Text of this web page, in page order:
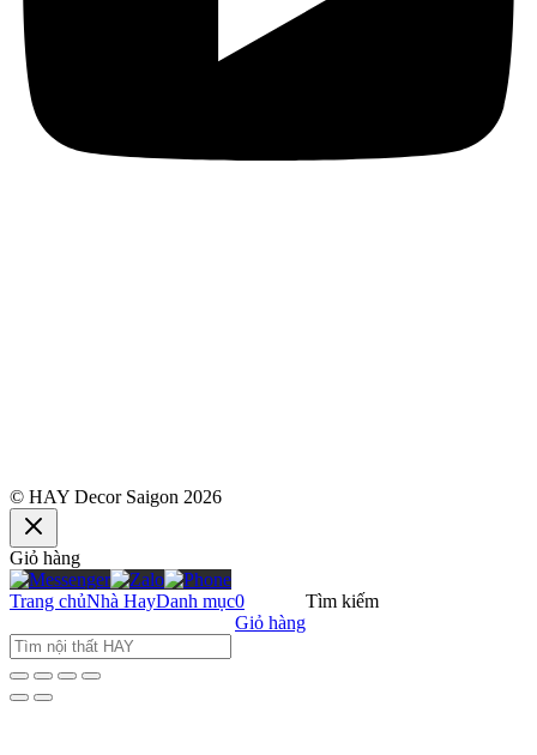
© HAY Decor Saigon 2026
Giỏ hàng
Trang chủNhà HayDanh mục0
Giỏ hàng
Tìm kiếm